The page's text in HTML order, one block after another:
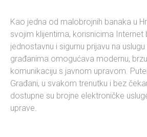
Kao jedna od malobrojnih banaka u
svojim klijentima, korisnicima Internet
jednostavnu i sigurnu prijavu na
građanima omogućava modernu,
komunikaciju s javnom upravom.
Građani, u svakom trenutku i bez
dostupne su brojne elektroničke
uprave.